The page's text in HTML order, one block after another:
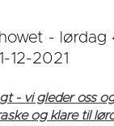
- lørdag
12-2021
- vi gleder oss
og klare til